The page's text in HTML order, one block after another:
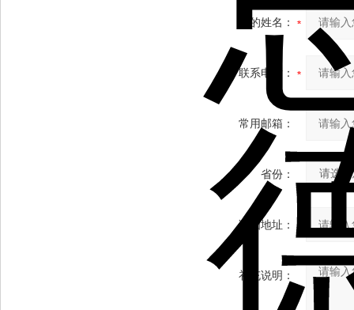
您的姓名：
联系电话：
常用邮箱：
省份：
详细地址：
补充说明：